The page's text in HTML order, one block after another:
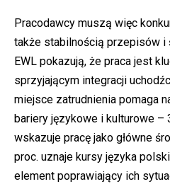
Pracodawcy muszą więc
także stabilnością przepisów i
EWL pokazują, że praca jest
sprzyjającym integracji
miejsce zatrudnienia pomaga
bariery językowe i kulturowe –
wskazuje pracę jako główne
proc. uznaje kursy języka
element poprawiający ich